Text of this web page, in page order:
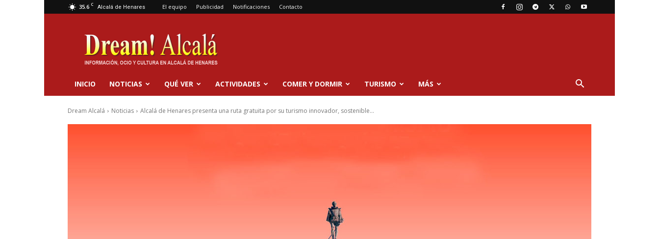
35.6 C Alcalá de Henares El equipo Publicidad Notificaciones Contacto
Dream
Alcalá
INICIO NOTICIAS QUÉ VER ACTIVIDADES COMER Y DORMIR TURISMO MÁS
Dream Alcalá Noticias Alcalá de Henares presenta una ruta gratuita por su turismo innovador, sostenible...